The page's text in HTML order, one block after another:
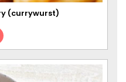
(currywurst)